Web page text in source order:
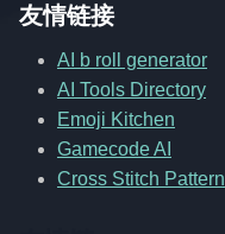
友情链接
AI b roll generator
AI Tools Directory
Emoji Kitchen
Gamecode AI
Cross Stitch Pattern